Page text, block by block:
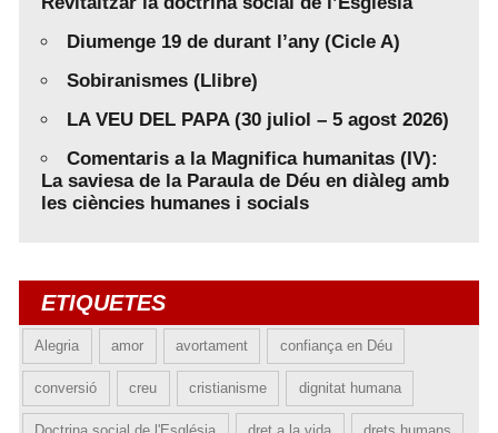
Diumenge 19 de durant l’any (Cicle A)
Sobiranismes (Llibre)
LA VEU DEL PAPA (30 juliol – 5 agost 2026)
Comentaris a la Magnifica humanitas (IV):
La saviesa de la Paraula de Déu en diàleg amb
les ciències humanes i socials
ETIQUETES
Alegria amor avortament confiança en Déu
conversió creu cristianisme dignitat humana